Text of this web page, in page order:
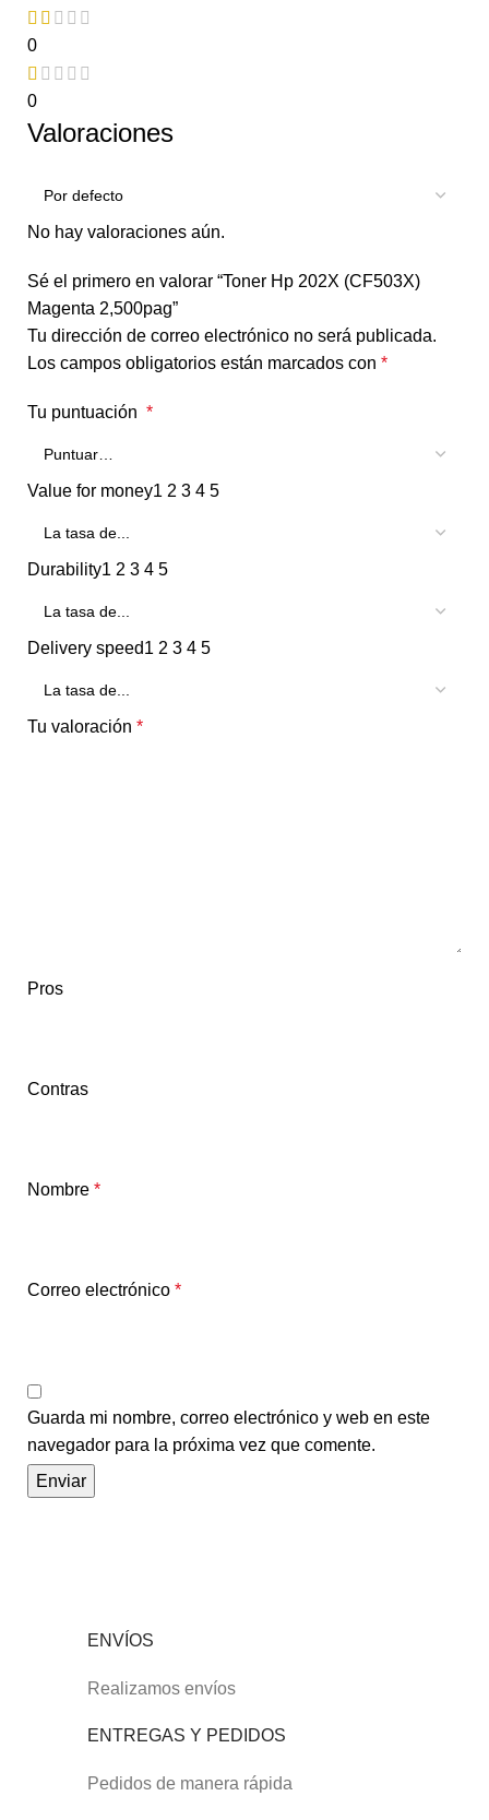
0
0
Valoraciones
No hay valoraciones aún.
Sé el primero en valorar “Toner Hp 202X (CF503X)
Magenta 2,500pag”
Tu dirección de correo electrónico no será publicada.
Los campos obligatorios están marcados con *
Tu puntuación *
Value for money1 2 3 4 5
Durability1 2 3 4 5
Delivery speed1 2 3 4 5
Tu valoración *
Pros
Contras
Nombre *
Correo electrónico *
Guarda mi nombre, correo electrónico y web en este
navegador para la próxima vez que comente.
ENVÍOS
Realizamos envíos
ENTREGAS Y PEDIDOS
Pedidos de manera rápida